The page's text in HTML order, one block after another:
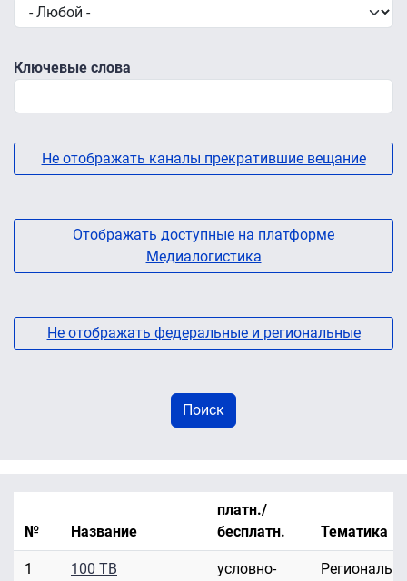
Ключевые слова
Не отображать каналы прекратившие вещание
Отображать доступные на платформе
Медиалогистика
Не отображать федеральные и региональные
№ Название
платн./
бесплатн.
Тематика
1 100 ТВ
условно-